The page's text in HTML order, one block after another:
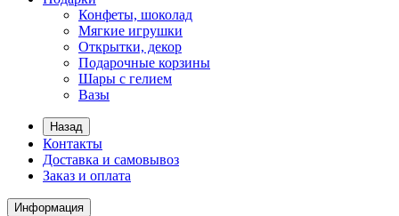
Конфеты, шоколад
Мягкие игрушки
Открытки, декор
Подарочные корзины
Шары с гелием
Вазы
Назад
Контакты
Доставка и самовывоз
Заказ и оплата
Информация